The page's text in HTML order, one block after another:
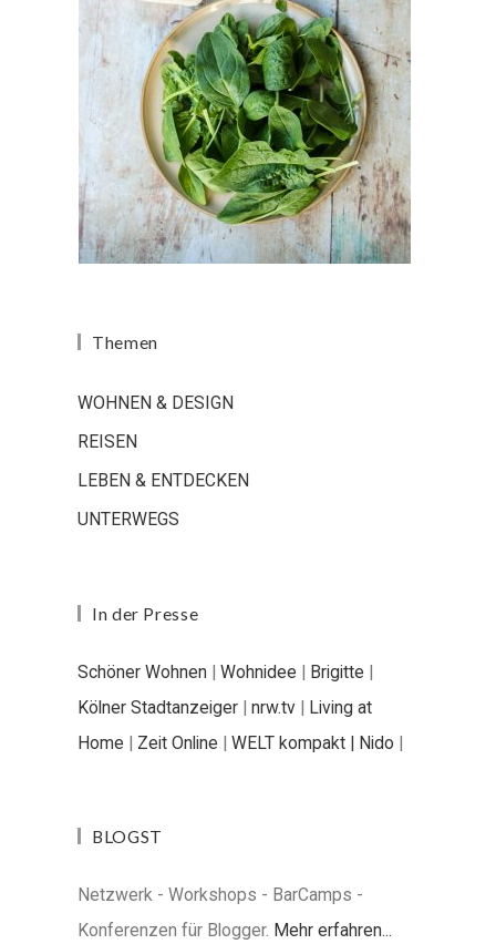
Themen
WOHNEN & DESIGN
REISEN
LEBEN & ENTDECKEN
UNTERWEGS
In der Presse
Schöner Wohnen | Wohnidee | Brigitte |
Kölner Stadtanzeiger | nrw.tv | Living at
Home | Zeit Online | WELT kompakt | Nido |
BLOGST
Netzwerk - Workshops - BarCamps -
Konferenzen für Blogger. Mehr erfahren...